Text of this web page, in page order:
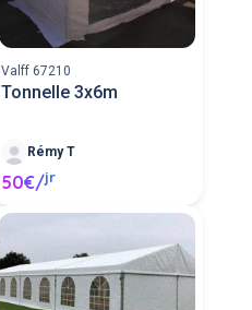
Valff 67210
Tonnelle 3x6m
Rémy T
50€/jr